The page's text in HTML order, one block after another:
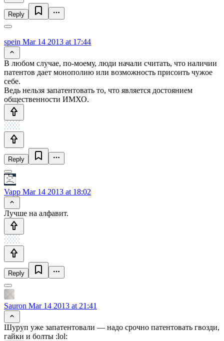
Reply
spein Mar 14 2013 at 17:44
В любом случае, по-моему, люди начали считать, что наличии
патентов дает монополию или возможность присоить чужое
себе.
Ведь нельзя запатентовать то, что является достоянием
общественности ИМХО.
Reply
Vapp Mar 14 2013 at 18:02
Лучше на алфавит.
Reply
Sauron Mar 14 2013 at 21:41
Шуруп уже запатентовали — надо срочно патентовать гвозди,
гайки и болты :lol: